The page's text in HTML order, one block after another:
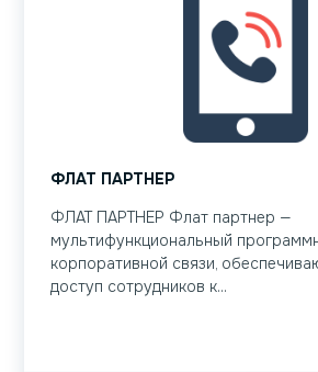
ФЛАТ ПАРТНЕР
ФЛАТ ПАРТНЕР Флат партнер —
мультифункциональный
корпоративной связи,
доступ сотрудников к...